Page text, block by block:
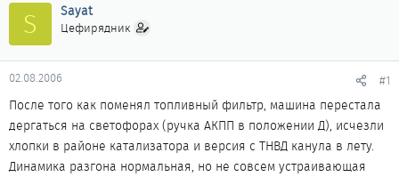
ы
а
л
S Sayat
Цефирядник
02.08.2006 #1
После того как поменял топливный фильтр, машина перестала
дергаться на светофорах (ручка АКПП в положении Д), исчезли
хлопки в районе катализатора и версия с ТНВД канула в лету.
Динамика разгона нормальная, но не совсем устраивающая